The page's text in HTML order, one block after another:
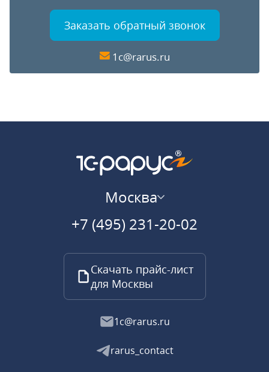
Заказать обратный звонок
1c@rarus.ru
Москва
+7 (495) 231-20-02
Скачать прайс-лист
для Москвы
1c@rarus.ru
rarus_contact